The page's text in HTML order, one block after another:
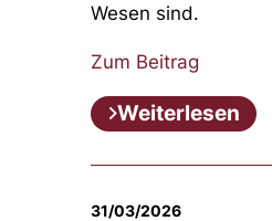
Wesen sind.
Zum Beitrag
Weiterlesen
31/03/2026